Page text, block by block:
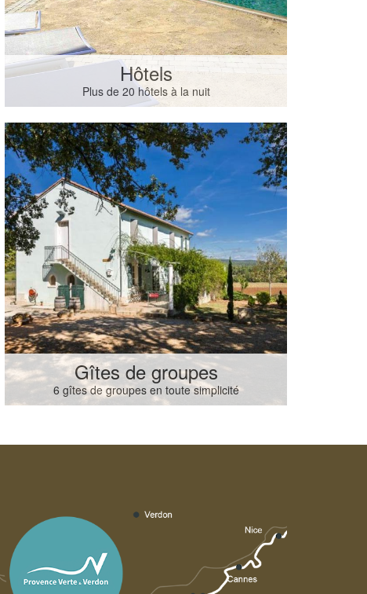
Hôtels
Plus de 20 hôtels à la nuit
Gîtes de groupes
6 gîtes de groupes en toute simplicité